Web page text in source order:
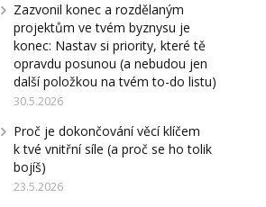
Zazvonil konec a rozdělaným
projektům ve tvém byznysu je
konec: Nastav si priority, které tě
opravdu posunou (a nebudou jen
další položkou na tvém to-do listu)
30.5.2026
Proč je dokončování věcí klíčem
k tvé vnitřní síle (a proč se ho tolik
bojíš)
23.5.2026